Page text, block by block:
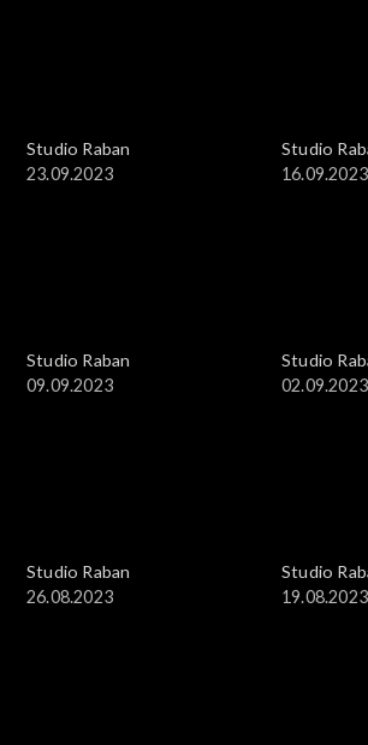
Studio Raban
23.09.2023
Studio
16.09.2023
Studio Raban
09.09.2023
Studio
02.09.2023
Studio Raban
26.08.2023
Studio
19.08.2023